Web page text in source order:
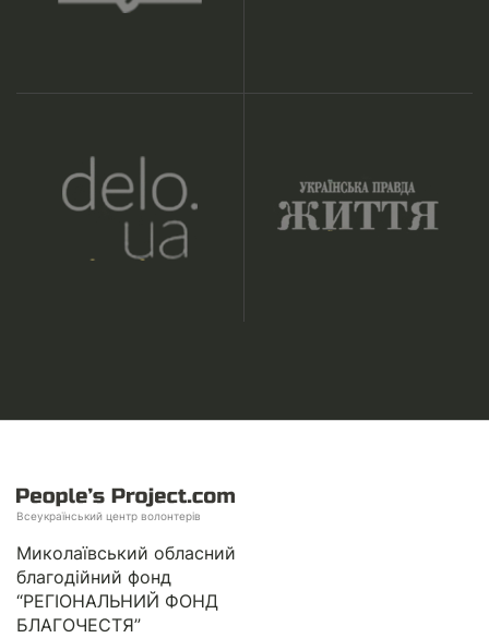
Всеукраїнський центр волонтерів
Миколаївський обласний
благодійний фонд
“РЕГІОНАЛЬНИЙ ФОНД
БЛАГОЧЕСТЯ”